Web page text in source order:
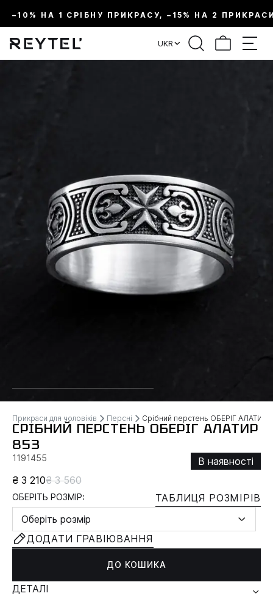
–10% НА 1 СРІБНУ ПРИКРАСУ, –15% НА 2
UKR
Прикраси для чоловіків Персні Срібний перстень ОБЕРІГ АЛАТИР
СРІБНИЙ ПЕРСТЕНЬ ОБЕРІГ АЛАТИР
853
1191455
В наявності
₴ 3 210₴ 3 560
ОБЕРІТЬ РОЗМІР:
ТАБЛИЦЯ РОЗМІРІВ
Оберіть розмір
ДОДАТИ ГРАВІЮВАННЯ
ДО КОШИКА
ДЕТАЛІ